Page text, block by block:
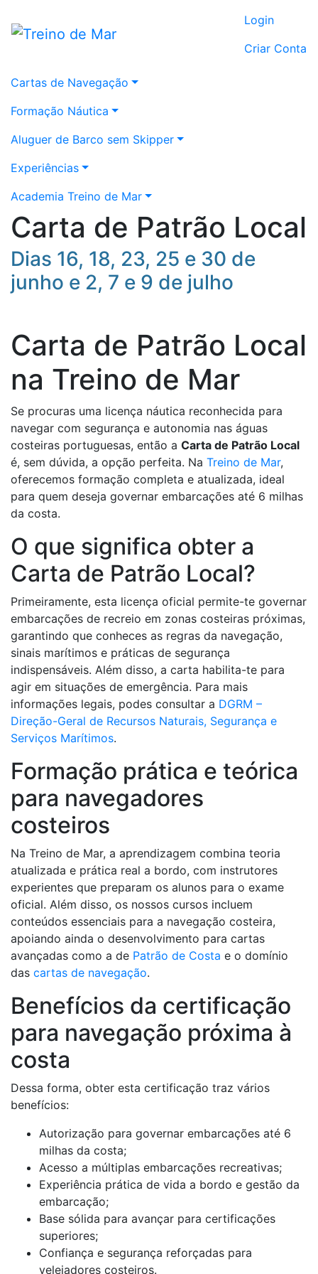
Login
Criar Conta
Cartas de Navegação
Formação Náutica
Aluguer de Barco sem Skipper
Experiências
Academia Treino de Mar
Carta de Patrão Local
Dias 16, 18, 23, 25 e 30 de
junho e 2, 7 e 9 de julho
Carta de Patrão Local
na Treino de Mar
Se procuras uma licença náutica reconhecida para
navegar com segurança e autonomia nas águas
costeiras portuguesas, então a Carta de Patrão Local
é, sem dúvida, a opção perfeita. Na Treino de Mar,
oferecemos formação completa e atualizada, ideal
para quem deseja governar embarcações até 6 milhas
da costa.
O que significa obter a
Carta de Patrão Local?
Primeiramente, esta licença oficial permite-te governar
embarcações de recreio em zonas costeiras próximas,
garantindo que conheces as regras da navegação,
sinais marítimos e práticas de segurança
indispensáveis. Além disso, a carta habilita-te para
agir em situações de emergência. Para mais
informações legais, podes consultar a DGRM –
Direção-Geral de Recursos Naturais, Segurança e
Serviços Marítimos.
Formação prática e teórica
para navegadores
costeiros
Na Treino de Mar, a aprendizagem combina teoria
atualizada e prática real a bordo, com instrutores
experientes que preparam os alunos para o exame
oficial. Além disso, os nossos cursos incluem
conteúdos essenciais para a navegação costeira,
apoiando ainda o desenvolvimento para cartas
avançadas como a de Patrão de Costa e o domínio
das cartas de navegação.
Benefícios da certificação
para navegação próxima à
costa
Dessa forma, obter esta certificação traz vários
benefícios:
Autorização para governar embarcações até 6
milhas da costa;
Acesso a múltiplas embarcações recreativas;
Experiência prática de vida a bordo e gestão da
embarcação;
Base sólida para avançar para certificações
superiores;
Confiança e segurança reforçadas para
velejadores costeiros.